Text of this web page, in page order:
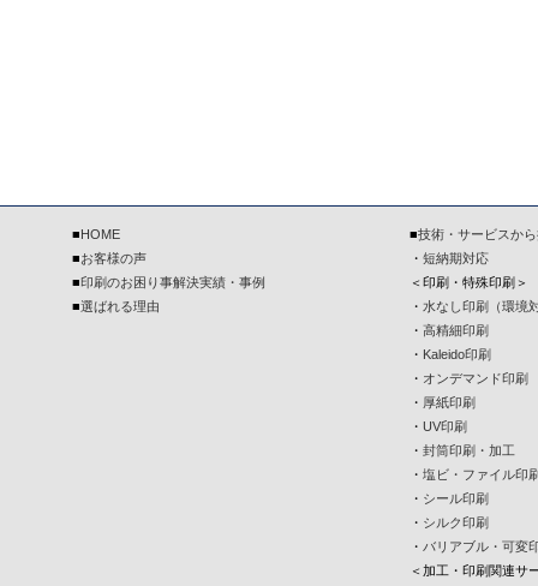
■HOME
■お客様の声
■印刷のお困り事解決実績・事例
■選ばれる理由
■技術・サービスか
・ 短納期対応
＜印刷・特殊印刷＞
・ 水なし印刷（環境
・ 高精細印刷
・ Kaleido印刷
・ オンデマンド印刷
・ 厚紙印刷
・ UV印刷
・ 封筒印刷・加工
・ 塩ビ・ファイル印
・ シール印刷
・ シルク印刷
・ バリアブル・可変
＜加工・印刷関連サ